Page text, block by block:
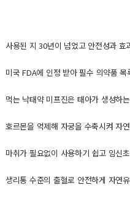
사용된 지 30년이 넘었고 안전성과 효
미국 FDA에 인정 받아 필수 의약품
먹는 낙태약 미프진은 태아가 생성하는
호르몬을 억제해 자궁을 수축시켜 자
마취가 필요없이 사용하기 쉽고 임신
생리통 수준의 출혈로 안전하게 자연